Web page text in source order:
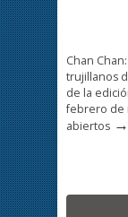
Chan
trujillanos
de la
febrero de
abiertos →